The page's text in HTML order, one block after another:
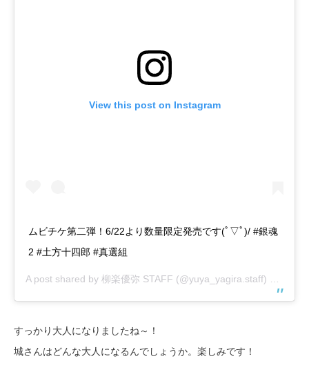
View this post on Instagram
ムビチケ第二弾！6/22より数量限定発売です(ﾟ▽ﾟ)/ #銀魂
2 #土方十四郎 #真選組
A post shared by 柳楽優弥 STAFF (@yuya_yagira.staff) on
すっかり大人になりましたね～！
城さんはどんな大人になるんでしょうか。楽しみです！